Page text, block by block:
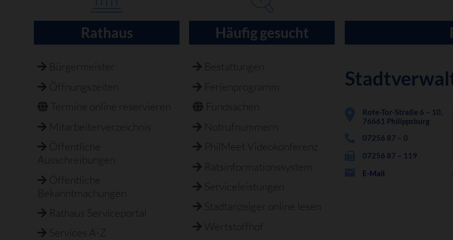
Rathaus
Bürgermeister
Öffnungszeiten
Termine online reservieren
Mitarbeiterverzeichnis
Öffentliche
Ausschreibungen
Öffentliche
Bekanntmachungen
Rathaus Serviceportal
Services A-Z
Häufig gesucht
Bestattungen
Ferienprogramm
Fundsachen
Notrufnummern
PhilMeet Videokonferenz
Ratsinformationssystem
Serviceleistungen
Stadtanzeiger online lesen
Wertstoffhof
Rote-Tor-Straße 6 – 10,
76661 Philippsburg
07256 87 – 0
07256 87 – 119
E-Mail